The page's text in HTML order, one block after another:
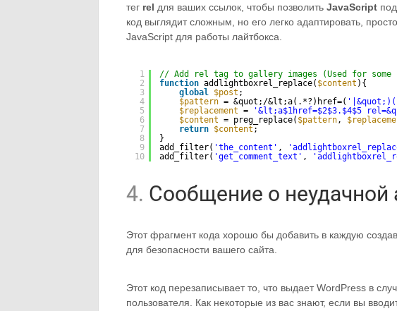
тег rel для ваших ссылок, чтобы позволить JavaScript
код выглядит сложным, но его легко адаптировать,
JavaScript для работы лайтбокса.
1
2
3
4
5
6
7
8
9
10
// Add rel tag to gallery images (Used for some
function addlightboxrel_replace( $content ){
global $post ;
$pattern = &quot;/&lt;a(.*?)href=(
$replacement = '&lt;a$1href=$2$3.$4$5
$content = preg_replace( $pattern,
return $content ;
}
add_filter( 'the_content' ,
add_filter( 'get_comment_text' ,
4. Сообщение о неудачной
Этот фрагмент кода хорошо бы добавить в каждую
для безопасности вашего сайта.
Этот код перезаписывает то, что выдает WordPress в
пользователя. Как некоторые из вас знают, если вы